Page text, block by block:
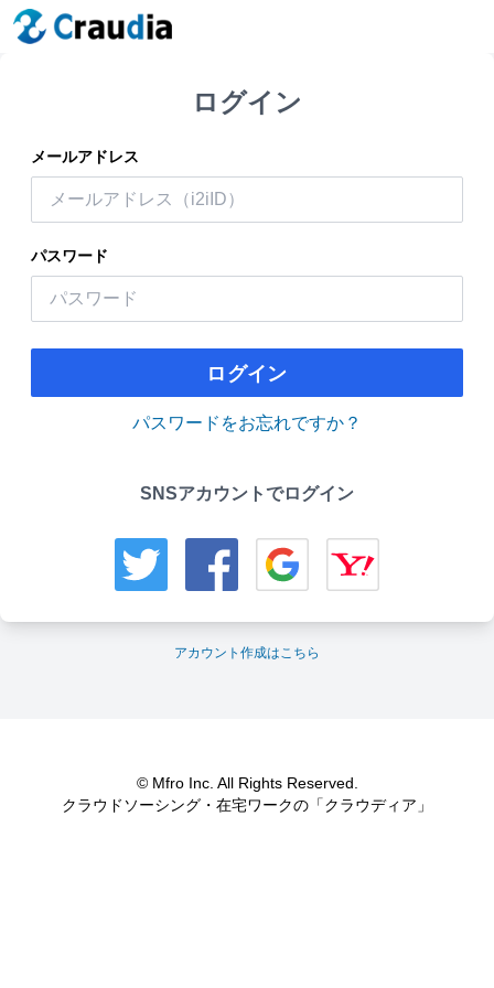
ログイン
メールアドレス
パスワード
ログイン
パスワードをお忘れですか？
SNSアカウントでログイン
アカウント作成はこちら
© Mfro Inc. All Rights Reserved.
クラウドソーシング・在宅ワークの「クラウディア」